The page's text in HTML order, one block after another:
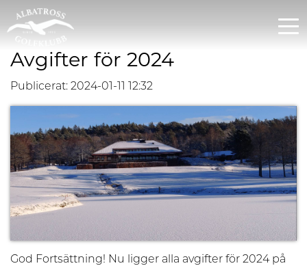
Avgifter för 2024
Publicerat: 2024-01-11 12:32
God Fortsättning! Nu ligger alla avgifter för 2024 på